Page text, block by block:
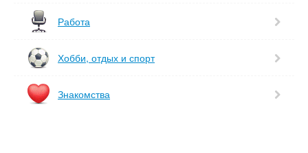
Работа
Хобби, отдых и спорт
Знакомства